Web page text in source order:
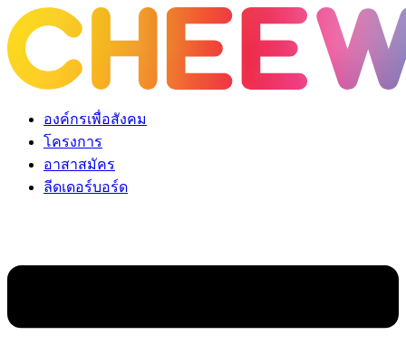
Skip
to
content
องค์กรเพื่อสังคม
โครงการ
อาสาสมัคร
ลีดเดอร์บอร์ด